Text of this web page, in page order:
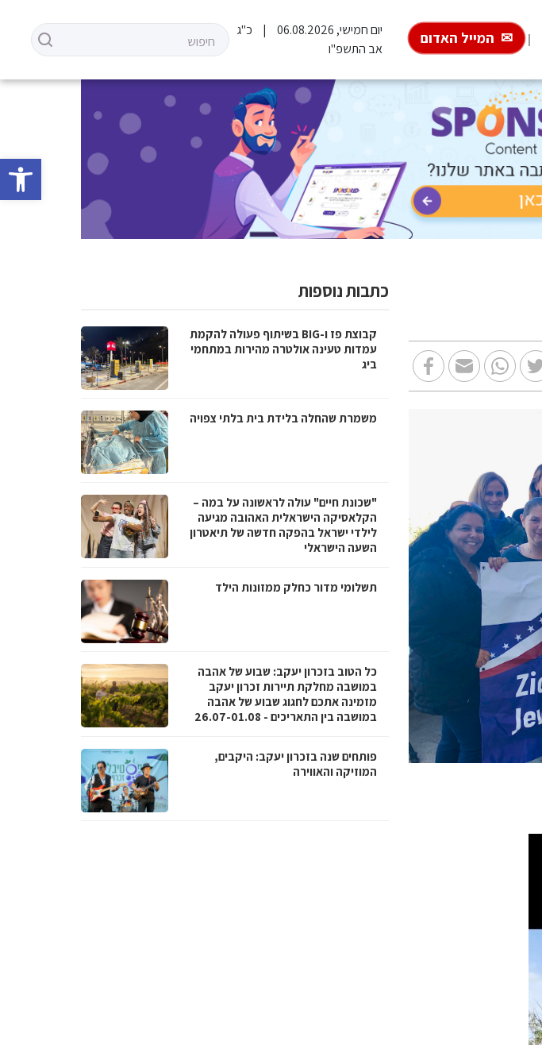
פתח
המייל האדום יום חמישי, 06.08.2026
כ"ג
אב התשפ"ו
כתבות נוספות
קבוצת פז ו-BIG בשיתוף פעולה להקמת
עמדות טעינה אולטרה מהירות במתחמי
ביג
משמרת שהחלה בלידת בית בלתי צפויה
"שכונת חיים" עולה לראשונה על במה –
הקלאסיקה הישראלית האהובה מגיעה
לילדי ישראל בהפקה חדשה של תיאטרון
השעה הישראלי
תשלומי מדור כחלק ממזונות הילד
כל הטוב בזכרון יעקב: שבוע של אהבה
במושבה מחלקת תיירות זכרון יעקב
מזמינה אתכם לחגוג שבוע של אהבה
במושבה בין התאריכים - 26.07-01.08
פותחים שנה בזכרון יעקב: היקבים,
המוזיקה והאווירה